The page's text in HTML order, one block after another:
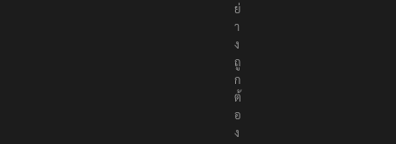
ย่
า
ง
ถู
ก
ต้
อ
ง